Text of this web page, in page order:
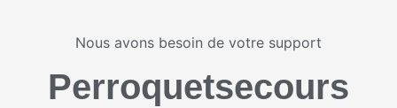
Nous avons besoin de votre support
Perroquetsecours